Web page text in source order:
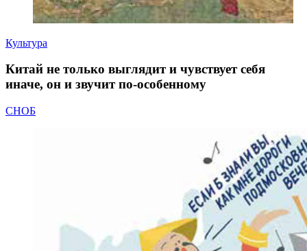
Культура
Китай не только выглядит и чувствует себя
иначе, он и звучит по-особенному
СНОБ